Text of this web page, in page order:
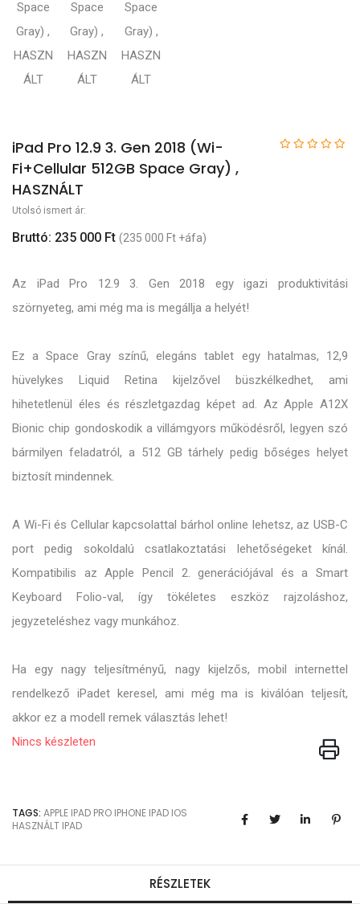
iPad Pro 12.9 3. Gen 2018 (Wi-
Fi+Cellular 512GB Space Gray) ,
HASZNÁLT
Utolsó ismert ár:
Bruttó: 235 000 Ft (235 000 Ft +áfa)
Az iPad Pro 12.9 3. Gen 2018 egy igazi produktivitási
szörnyeteg, ami még ma is megállja a helyét!
Ez a Space Gray színű, elegáns tablet egy hatalmas, 12,9
hüvelykes Liquid Retina kijelzővel büszkélkedhet, ami
hihetetlenül éles és részletgazdag képet ad. Az Apple A12X
Bionic chip gondoskodik a villámgyors működésről, legyen szó
bármilyen feladatról, a 512 GB tárhely pedig bőséges helyet
biztosít mindennek.
A Wi-Fi és Cellular kapcsolattal bárhol online lehetsz, az USB-C
port pedig sokoldalú csatlakoztatási lehetőségeket kínál.
Kompatibilis az Apple Pencil 2. generációjával és a Smart
Keyboard Folio-val, így tökéletes eszköz rajzoláshoz,
jegyzeteléshez vagy munkához.
Ha egy nagy teljesítményű, nagy kijelzős, mobil internettel
rendelkező iPadet keresel, ami még ma is kiválóan teljesít,
akkor ez a modell remek választás lehet!
Nincs készleten
TAGS: APPLE IPAD PRO IPHONE IPAD IOS
HASZNÁLT IPAD
RÉSZLETEK